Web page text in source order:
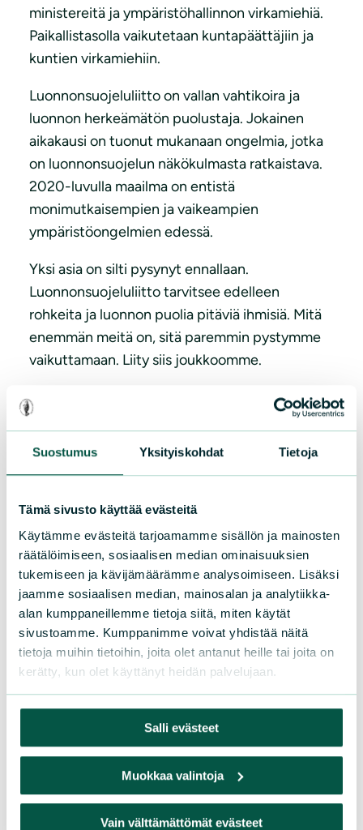
Suostumus Yksityiskohdat Tietoja
Tämä sivusto käyttää evästeitä
Käytämme evästeitä tarjoamamme sisällön ja mainosten
räätälöimiseen, sosiaalisen median ominaisuuksien
tukemiseen ja kävijämäärämme analysoimiseen. Lisäksi
jaamme sosiaalisen median, mainosalan ja analytiikka-
alan kumppaneillemme tietoja siitä, miten käytät
sivustoamme. Kumppanimme voivat yhdistää näitä
tietoja muihin tietoihin, joita olet antanut heille tai joita on
kerätty, kun olet käyttänyt heidän palvelujaan.
Salli evästeet
Muokkaa valintoja
Vain välttämättömät evästeet
ministereitä ja ympäristöhallinnon virkamiehiä.
Paikallistasolla vaikutetaan kuntapäättäjiin ja
kuntien virkamiehiin.
Luonnonsuojeluliitto on vallan vahtikoira ja
luonnon herkeämätön puolustaja. Jokainen
aikakausi on tuonut mukanaan ongelmia, jotka
on luonnonsuojelun näkökulmasta ratkaistava.
2020-luvulla maailma on entistä
monimutkaisempien ja vaikeampien
ympäristöongelmien edessä.
Yksi asia on silti pysynyt ennallaan.
Luonnonsuojeluliitto tarvitsee edelleen
rohkeita ja luonnon puolia pitäviä ihmisiä. Mitä
enemmän meitä on, sitä paremmin pystymme
vaikuttamaan. Liity siis joukkoomme.
Kuva: Jonne Sippola